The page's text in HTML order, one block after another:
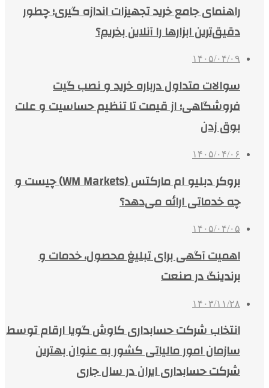
راهنمای جامع خرید تجهیزات اندازه گیری؛ چطور
دقیق‌ترین ابزارها را آنلاین بخریم؟
۱۴۰۵/۰۴/۰۹
سوالات متداول درباره خرید و نصب گیت
فروشگاهی؛ از قیمت تا تنظیم حساسیت و علت
بوق زدن
۱۴۰۵/۰۴/۰۶
بروکر دبلیو ام مارکتس (WM Markets) چیست و
چه خدماتی ارائه می‌دهد؟
۱۴۰۵/۰۴/۰۵
اهمیت آگهی برای تبلیغ محصول، خدمات و
برندینگ در صنعت
۱۴۰۳/۱۱/۲۸
انتخاب شرکت حسابداری کاوش گویا ارقام توسط
سازمان امور مالیاتی کشور به عنوان بهترین
شرکت حسابداری ایران در سال جاری